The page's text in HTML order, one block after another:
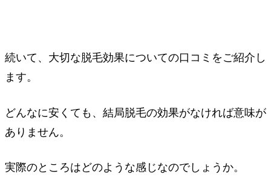
続いて、大切な脱毛効果についての口コミをご紹介し
ます。
どんなに安くても、結局脱毛の効果がなければ意味が
ありません。
実際のところはどのような感じなのでしょうか。